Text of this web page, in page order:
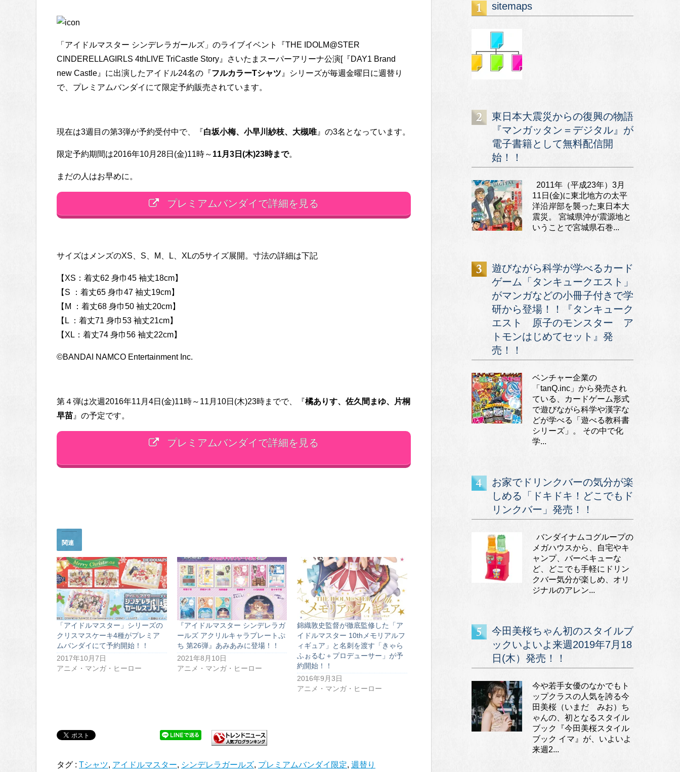
「アイドルマスター シンデレラガールズ」のライブイベント『THE IDOLM@STER
CINDERELLAGIRLS 4thLIVE TriCastle Story』さいたまスーパーアリーナ公演[『DAY1 Brand
new Castle』に出演したアイドル24名の『フルカラーTシャツ 』シリーズが毎週金曜日に週替り
で、プレミアムバンダイにて限定予約販売されています。
現在は3週目の第3弾が予約受付中で、『白坂小梅、小早川紗枝、大槻唯 』の3名となっています。
限定予約期間は2016年10月28日(金)11時～ 11月3日(木)23時まで。
まだの人はお早めに。
プレミアムバンダイで詳細を見る
サイズはメンズのXS、S、M、L、XLの5サイズ展開。寸法の詳細は下記
【XS：着丈62 身巾45 袖丈18cm】
【S ：着丈65 身巾47 袖丈19cm】
【M ：着丈68 身巾50 袖丈20cm】
【L ：着丈71 身巾53 袖丈21cm】
【XL：着丈74 身巾56 袖丈22cm】
©BANDAI NAMCO Entertainment Inc.
第４弾は次週2016年11月4日(金)11時～11月10日(木)23時までで、『橘ありす、佐久間まゆ、片桐
早苗 』の予定です。
プレミアムバンダイで詳細を見る
関連
「アイドルマスター」シリーズの
クリスマスケーキ4種がプレミア
ムバンダイにて予約開始！！
2017年10月7日
アニメ・マンガ・ヒーロー
『アイドルマスター シンデレラガ
ールズ アクリルキャラプレートぷ
ち 第26弾』あみあみに登場！！
2021年8月10日
アニメ・マンガ・ヒーロー
錦織敦史監督が徹底監修した「ア
イドルマスター 10thメモリアルフ
ィギュア」と名刺を渡す「きゃら
ふぉるむ＋プロデューサー」が予
約開始！！
2016年9月3日
アニメ・マンガ・ヒーロー
タグ : Tシャツ, アイドルマスター, シンデレラガールズ, プレミアムバンダイ限定, 週替り
sitemaps
東日本大震災からの復興の物語
『マンガッタン＝デジタル』が
電子書籍として無料配信開
始！！
2011年（平成23年）3月
11日(金)に東北地方の太平
洋沿岸部を襲った東日本大
震災。 宮城県沖が震源地と
いうことで宮城県石巻...
遊びながら科学が学べるカード
ゲーム「タンキュークエスト」
がマンガなどの小冊子付きで学
研から登場！！『タンキューク
エスト 原子のモンスター ア
トモンはじめてセット』発
売！！
ベンチャー企業の
「tanQ.inc」から発売され
ている、カードゲーム形式
で遊びながら科学や漢字な
どが学べる「遊べる教科書
シリーズ」。 その中で化
学...
お家でドリンクバーの気分が楽
しめる「ドキドキ！どこでもド
リンクバー」発売！！
バンダイナムコグループの
メガハウスから、自宅やキ
ャンプ、バーベキューな
ど、どこでも手軽にドリン
クバー気分が楽しめ、オリ
ジナルのアレン...
今田美桜ちゃん初のスタイルブ
ックいよいよ来週2019年7月18
日(木）発売！！
今や若手女優のなかでもト
ップクラスの人気を誇る今
田美桜（いまだ みお）ち
ゃんの、初となるスタイル
ブック『今田美桜スタイル
ブック イマ』が、いよいよ
来週2...